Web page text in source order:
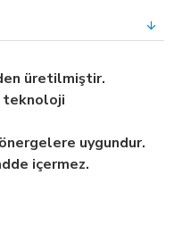
üretilmiştir.
teknoloji
uygundur.
içermez.